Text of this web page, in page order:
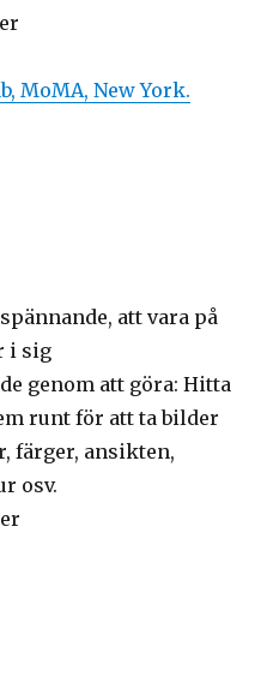
MoMA, New York.
att vara på
i sig
genom att göra: Hitta
runt för att ta bilder
färger, ansikten,
osv.